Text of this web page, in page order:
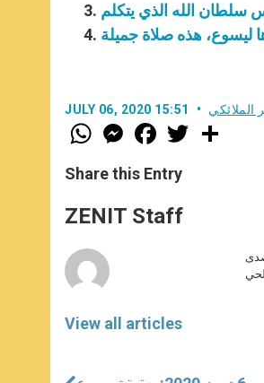
سلطان الله الذي يتكلم
ليسوع، هذه صلاة جميلة
JULY 06, 2020 15:51 الملائكي
W
h
t
s
p
p
M
e
s
e
g
e
F
a
e
b
o
k
w
Share this Entry
ZENIT Staff
View all articles